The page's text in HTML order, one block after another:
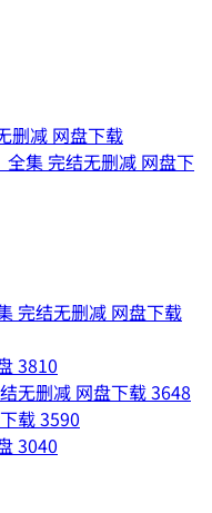
删减 网盘下载
全集 完结无删减 网盘下
完结无删减 网盘下载
3810
无删减 网盘下载3648
载3590
3040